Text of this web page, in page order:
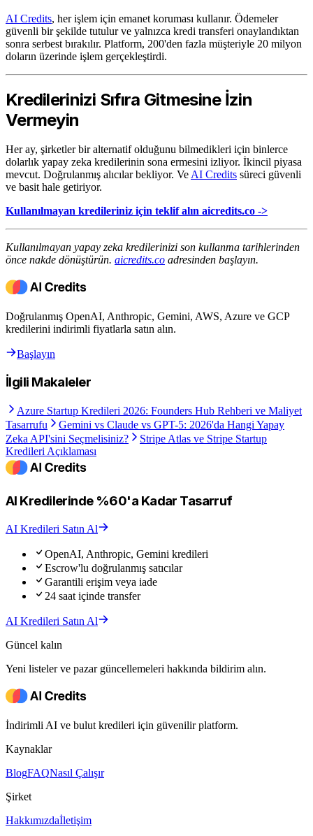
AI Credits, her işlem için emanet koruması kullanır. Ödemeler
güvenli bir şekilde tutulur ve yalnızca kredi transferi onaylandıktan
sonra serbest bırakılır. Platform, 200'den fazla müşteriyle 20 milyon
doların üzerinde işlem gerçekleştirdi.
Kredilerinizi Sıfıra Gitmesine İzin
Vermeyin
Her ay, şirketler bir alternatif olduğunu bilmedikleri için binlerce
dolarlık yapay zeka kredilerinin sona ermesini izliyor. İkincil piyasa
mevcut. Doğrulanmış alıcılar bekliyor. VeAI Credits süreci güvenli
ve basit hale getiriyor.
Kullanılmayan kredileriniz için teklif alın aicredits.co ->
Kullanılmayan yapay zeka kredilerinizi son kullanma tarihlerinden
önce nakde dönüştürün. aicredits.co adresinden başlayın.
Doğrulanmış OpenAI, Anthropic, Gemini, AWS, Azure ve GCP
kredilerini indirimli fiyatlarla satın alın.
Başlayın
İlgili Makaleler
Azure Startup Kredileri 2026: Founders Hub Rehberi ve Maliyet
Tasarrufu
Gemini vs Claude vs GPT-5: 2026'da Hangi Yapay
Zeka API'sini Seçmelisiniz?
Stripe Atlas ve Stripe Startup
Kredileri Açıklaması
AI Kredilerinde %60'a Kadar Tasarruf
AI Kredileri Satın Al
OpenAI, Anthropic, Gemini kredileri
Escrow'lu doğrulanmış satıcılar
Garantili erişim veya iade
24 saat içinde transfer
AI Kredileri Satın Al
Güncel kalın
Yeni listeler ve pazar güncellemeleri hakkında bildirim alın.
İndirimli AI ve bulut kredileri için güvenilir platform.
Kaynaklar
BlogFAQNasıl Çalışır
Şirket
Hakkımızdaİletişim